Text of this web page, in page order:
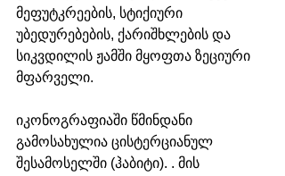
მეფუტკრეების, სტიქიური
უბედურებების, ქარიშხლების და
სიკვდილის ჟამში მყოფთა ზეციური
მფარველი.
იკონოგრაფიაში წმინდანი
გამოსახულია ცისტერციანულ
შესამოსელში (ჰაბიტი). . მის